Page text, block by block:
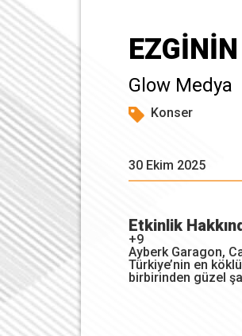
Glow Medya
Konser
30 Ekim 2025
Etkinlik
+9
Ayberk Garagon,
Türkiye’nin en
birbirinden güzel